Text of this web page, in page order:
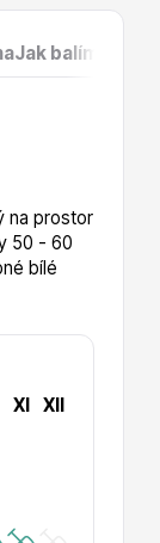
Jak balíme
na prostor
50 - 60
bílé
XI
XII